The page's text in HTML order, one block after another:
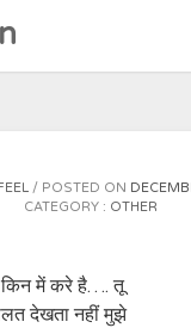
POSTED ON
CATEGORY : OTHER
किन में करे है…. तू
देखता नहीं मुझे